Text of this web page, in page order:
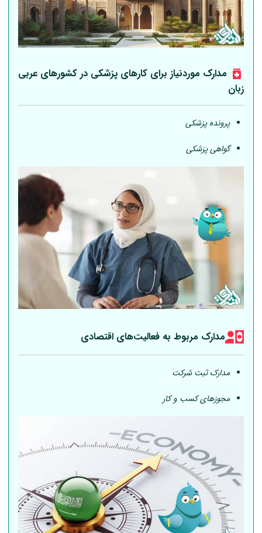
مدارک موردنیاز برای کارهای پزشکی در کشورهای عربی
زبان
پرونده پزشکی
گواهی پزشکی
مدارک مربوط به فعالیت‎‌های اقتصادی
مدارک ثبت شرکت
مجوزهای کسب و کار